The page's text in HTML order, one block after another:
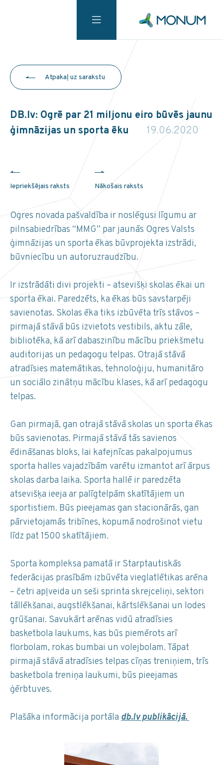
Atpakaļ uz sarakstu
DB.lv: Ogrē par 21 miljonu eiro būvēs jaunu
ģimnāzijas un sporta ēku
19.06.2020
Iepriekšējais raksts Nākošais raksts
Ogres novada pašvaldība ir noslēgusi līgumu ar
pilnsabiedrības “MMG” par jaunās Ogres Valsts
ģimnāzijas un sporta ēkas būvprojekta izstrādi,
būvniecību un autoruzraudzību.
Ir izstrādāti divi projekti – atsevišķi skolas ēkai un
sporta ēkai. Paredzēts, ka ēkas būs savstarpēji
savienotas. Skolas ēka tiks izbūvēta trīs stāvos –
pirmajā stāvā būs izvietots vestibils, aktu zāle,
bibliotēka, kā arī dabaszinību mācību priekšmetu
auditorijas un pedagogu telpas. Otrajā stāvā
atradīsies matemātikas, tehnoloģiju, humanitāro
un sociālo zinātņu mācību klases, kā arī pedagogu
telpas.
Gan pirmajā, gan otrajā stāvā skolas un sporta ēkas
būs savienotas. Pirmajā stāvā tās savienos
ēdināšanas bloks, lai kafejnīcas pakalpojumus
sporta halles vajadzībām varētu izmantot arī ārpus
skolas darba laika. Sporta hallē ir paredzēta
atsevišķa ieeja ar palīgtelpām skatītājiem un
sportistiem. Būs pieejamas gan stacionārās, gan
pārvietojamās tribīnes, kopumā nodrošinot vietu
līdz pat 1500 skatītājiem.
Sporta kompleksa pamatā ir Starptautiskās
federācijas prasībām izbūvēta vieglatlētikas arēna
– četri apļveida un seši sprinta skrejceliņi, sektori
tāllēkšanai, augstlēkšanai, kārtslēkšanai un lodes
grūšanai. Savukārt arēnas vidū atradīsies
basketbola laukums, kas būs piemērots arī
florbolam, rokas bumbai un volejbolam. Tāpat
pirmajā stāvā atradīsies telpas cīņas treniņiem, trīs
basketbola treniņa laukumi, būs pieejamas
ģērbtuves.
Plašāka informācija portāla db.lv publikācijā.